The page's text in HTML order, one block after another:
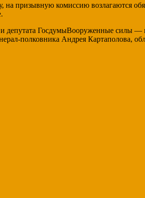
призывную комиссию возлагаются
депутата ГосдумыВооруженные силы —
полковника Андрея Картаполова,